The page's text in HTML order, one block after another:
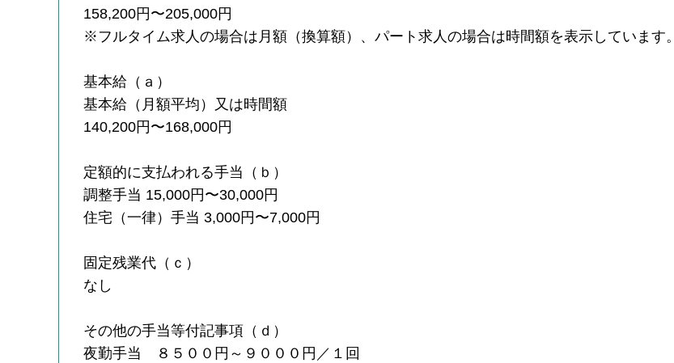
158,200円〜205,000円
※フルタイム求人の場合は月額（換算額）、パート求人の場合は時間額を表示しています。
基本給（ａ）
基本給（月額平均）又は時間額
140,200円〜168,000円
定額的に支払われる手当（ｂ）
調整手当 15,000円〜30,000円
住宅（一律）手当 3,000円〜7,000円
固定残業代（ｃ）
なし
その他の手当等付記事項（ｄ）
夜勤手当 ８５００円～９０００円／１回